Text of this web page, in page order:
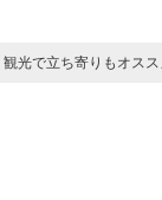
光で立ち寄りもオスス